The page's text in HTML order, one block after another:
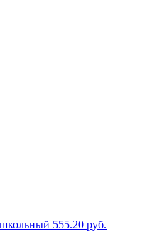
555.20 руб.